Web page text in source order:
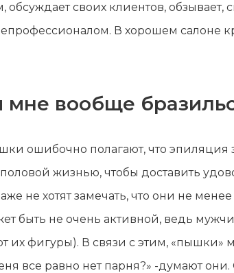
своих клиентов, обзывает,
В хорошем салоне
вообще
ошибочно полагают, что эпиляция
жизнью, чтобы доставить
не хотят замечать, что они не
быть не очень активной, ведь
их фигуры). В связи с этим, «пышки»
все равно нет парня?» -думают